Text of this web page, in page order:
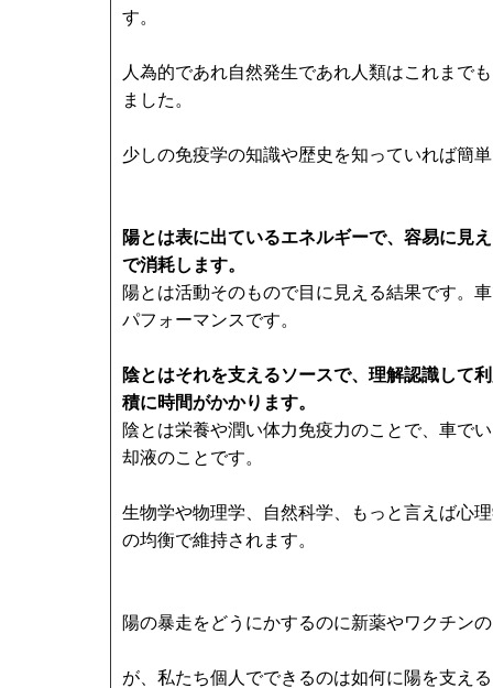
す。
人為的であれ自然発生であれ人類はこれまで
ました。
少しの免疫学の知識や歴史を知っていれば簡
陽とは表に出ているエネルギーで、容易に見
で消耗します。
陽とは活動そのもので目に見える結果です。
パフォーマンスです。
陰とはそれを支えるソースで、理解認識して
積に時間がかかります。
陰とは栄養や潤い体力免疫力のことで、車で
却液のことです。
生物学や物理学、自然科学、もっと言えば心
の均衡で維持されます。
陽の暴走をどうにかするのに新薬やワクチン
が、私たち個人でできるのは如何に陽を支え